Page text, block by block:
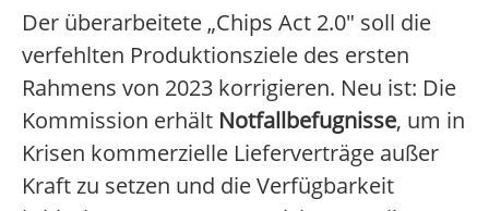
Der überarbeitete „Chips Act 2.0" soll die
verfehlten Produktionsziele des ersten
Rahmens von 2023 korrigieren. Neu ist: Die
Kommission erhält Notfallbefugnisse, um in
Krisen kommerzielle Lieferverträge außer
Kraft zu setzen und die Verfügbarkeit